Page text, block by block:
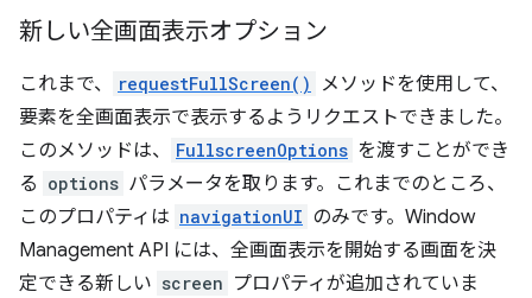
新しい全画面表示オプション
これまで、 requestFullScreen()
メソッドを使用して、
要素を全画面表示で表示するようリクエストできました。
このメソッドは、
FullscreenOptions を渡すことができ
る options パラメータを取ります。これまでのところ、
このプロパティは navigationUI のみです。Window
Management API には、全画面表示を開始する画面を決
定できる新しい screen プロパティが追加されていま